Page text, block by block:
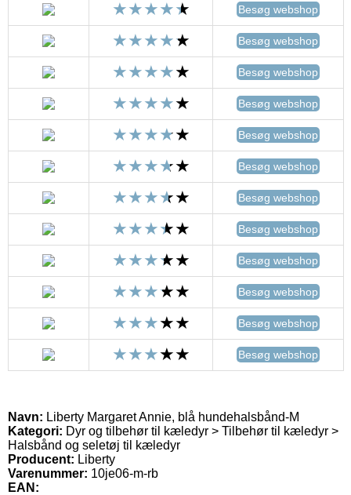
Besøg webshop
Besøg webshop
Besøg webshop
Besøg webshop
Besøg webshop
Besøg webshop
Besøg webshop
Besøg webshop
Besøg webshop
Besøg webshop
Besøg webshop
Besøg webshop
Navn: Liberty Margaret Annie, blå hundehalsbånd-M
Kategori: Dyr og tilbehør til kæledyr > Tilbehør til kæledyr >
Halsbånd og seletøj til kæledyr
Producent: Liberty
Varenummer: 10je06-m-rb
EAN: